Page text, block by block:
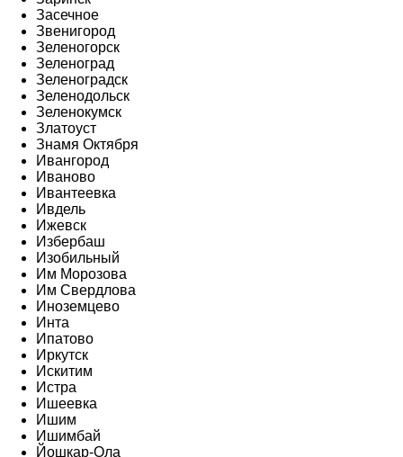
Засечное
Звенигород
Зеленогорск
Зеленоград
Зеленоградск
Зеленодольск
Зеленокумск
Златоуст
Знамя Октября
Ивангород
Иваново
Ивантеевка
Ивдель
Ижевск
Избербаш
Изобильный
Им Морозова
Им Свердлова
Иноземцево
Инта
Ипатово
Иркутск
Искитим
Истра
Ишеевка
Ишим
Ишимбай
Йошкар-Ола